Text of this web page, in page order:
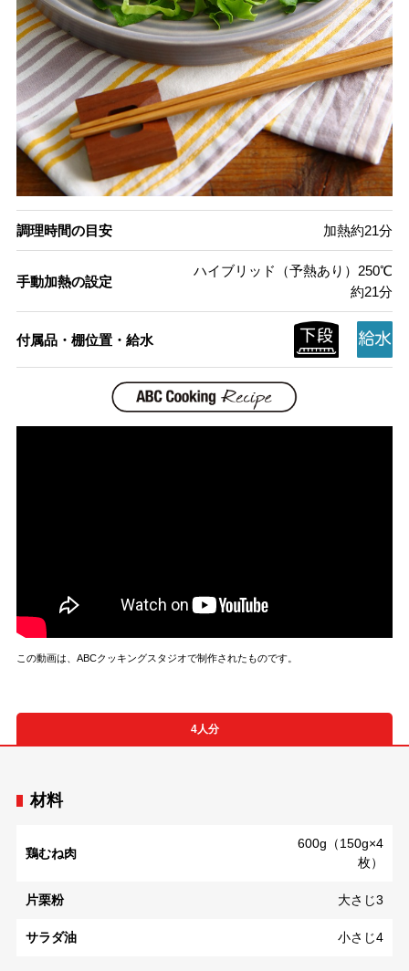
調理時間の目安 加熱約21分
手動加熱の設定
ハイブリッド（予熱あり）250℃
約21分
付属品・棚位置・給水
この動画は、ABCクッキングスタジオで制作されたものです。
4人分
材料
鶏むね肉
600g（150g×4
枚）
片栗粉 大さじ3
サラダ油 小さじ4